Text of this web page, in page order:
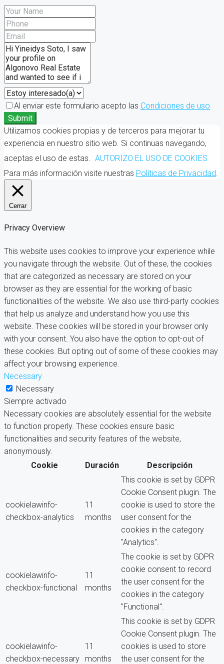
Al enviar este formulario acepto las Condiciones de uso
Submit
Utilizamos cookies propias y de terceros para mejorar tu
experiencia en nuestro sitio web. Si continuas navegando,
aceptas el uso de estas. AUTORIZO EL USO DE COOKIES
Para más información visite nuestras Políticas de Privacidad.
Cerrar
Privacy Overview
This website uses cookies to improve your experience while
you navigate through the website. Out of these, the cookies
that are categorized as necessary are stored on your
browser as they are essential for the working of basic
functionalities of the website. We also use third-party cookies
that help us analyze and understand how you use this
website. These cookies will be stored in your browser only
with your consent. You also have the option to opt-out of
these cookies. But opting out of some of these cookies may
affect your browsing experience.
Necessary
Necessary
Siempre activado
Necessary cookies are absolutely essential for the website
to function properly. These cookies ensure basic
functionalities and security features of the website,
anonymously.
Cookie
Duración Descripción
cookielawinfo-
checkbox-analytics
11
months
This cookie is set by GDPR
Cookie Consent plugin. The
cookie is used to store the
user consent for the
cookies in the category
"Analytics".
cookielawinfo-
checkbox-functional
11
months
The cookie is set by GDPR
cookie consent to record
the user consent for the
cookies in the category
"Functional".
cookielawinfo-
checkbox-necessary
11
months
This cookie is set by GDPR
Cookie Consent plugin. The
cookies is used to store
the user consent for the